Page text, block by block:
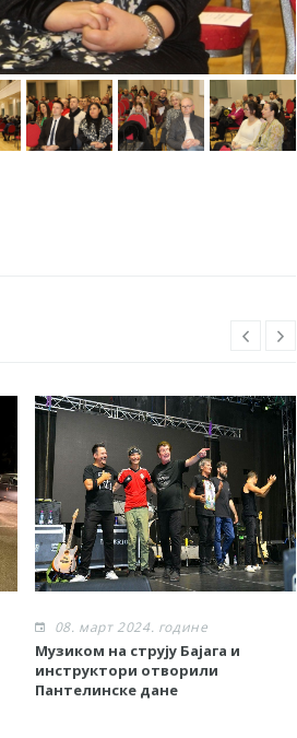
08. март 2024. године
Музиком на струју Бајага и
инструктори отворили
Пантелинске дане